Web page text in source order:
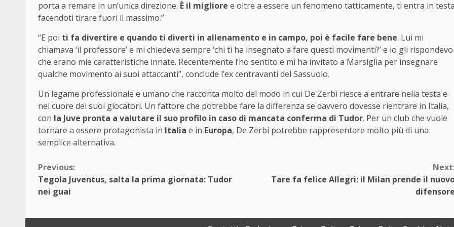
porta a remare in un’unica direzione. È il migliore e oltre a essere un fenomeno tatticamente, ti entra in testa
facendoti tirare fuori il massimo.”
“E poi ti fa divertire e quando ti diverti in allenamento e in campo, poi è facile fare bene. Lui mi
chiamava ‘il professore’ e mi chiedeva sempre ‘chi ti ha insegnato a fare questi movimenti?’ e io gli rispondevo
che erano mie caratteristiche innate. Recentemente l’ho sentito e mi ha invitato a Marsiglia per insegnare
qualche movimento ai suoi attaccanti”, conclude l’ex centravanti del Sassuolo.
Un legame professionale e umano che racconta molto del modo in cui De Zerbi riesce a entrare nella testa e
nel cuore dei suoi giocatori. Un fattore che potrebbe fare la differenza se davvero dovesse rientrare in Italia,
con la Juve pronta a valutare il suo profilo in caso di mancata conferma di Tudor. Per un club che vuole
tornare a essere protagonista in Italia e in Europa, De Zerbi potrebbe rappresentare molto più di una
semplice alternativa.
Continue
Reading
Previous:
Tegola Juventus, salta la prima giornata: Tudor
nei guai
Tare fa felice Allegri: il Milan prende il
difensore